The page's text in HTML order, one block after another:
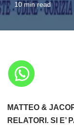
10 min read
MATTEO &
RELATORI. SI E’